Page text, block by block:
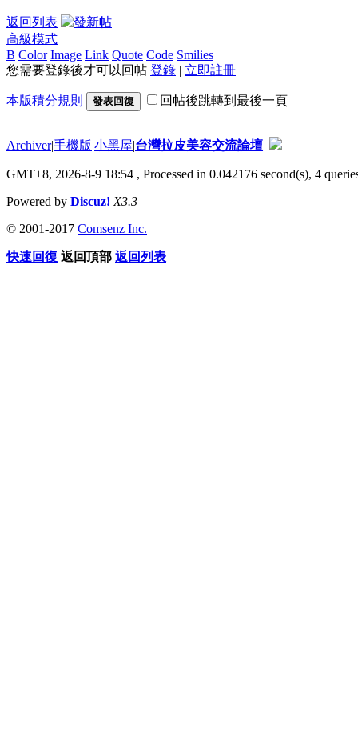
返回列表
高級模式
B Color Image Link Quote Code Smilies
您需要登錄後才可以回帖 登錄 | 立即註冊
本版積分規則 發表回復 回帖後跳轉到最後一頁
Archiver|手機版|小黑屋|台灣拉皮美容交流論壇
GMT+8, 2026-8-9 18:54 , Processed in 0.042176 second(s), 4
Powered by Discuz! X3.3
© 2001-2017 Comsenz Inc.
快速回復 返回頂部 返回列表